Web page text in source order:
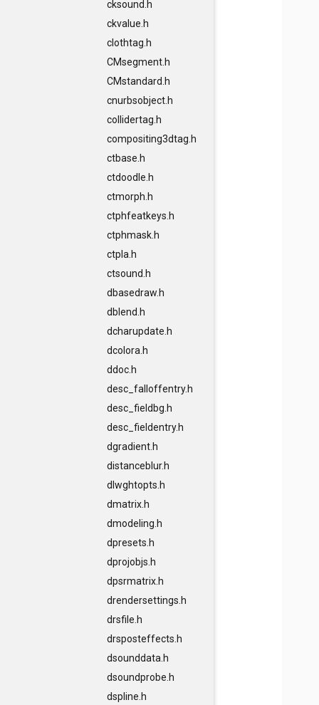
cksound.h
ckvalue.h
clothtag.h
CMsegment.h
CMstandard.h
cnurbsobject.h
collidertag.h
compositing3dtag.h
ctbase.h
ctdoodle.h
ctmorph.h
ctphfeatkeys.h
ctphmask.h
ctpla.h
ctsound.h
dbasedraw.h
dblend.h
dcharupdate.h
dcolora.h
ddoc.h
desc_falloffentry.h
desc_fieldbg.h
desc_fieldentry.h
dgradient.h
distanceblur.h
dlwghtopts.h
dmatrix.h
dmodeling.h
dpresets.h
dprojobjs.h
dpsrmatrix.h
drendersettings.h
drsfile.h
drsposteffects.h
dsounddata.h
dsoundprobe.h
dspline.h